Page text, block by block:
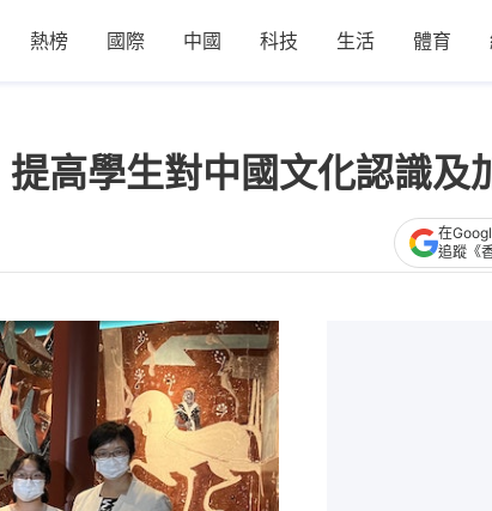
熱榜 國際 中國 科技 生活 體育
高學生對中國文化認識及
在
追蹤《